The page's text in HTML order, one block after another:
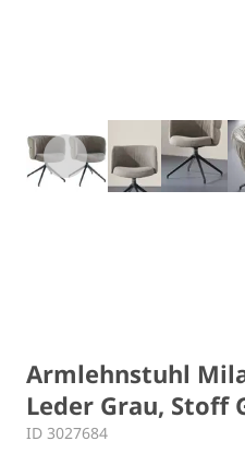
Armlehnstuhl
Leder Grau, Stoff
ID 3027684